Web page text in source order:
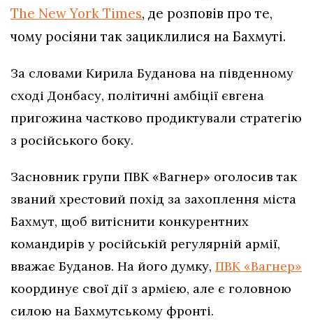
The New York Times, де розповів про те,
чому росіяни так зациклилися на Бахмуті.
За словами Кирила Буданова на південному
сході Донбасу, політичні амбіції євгена
пригожина частково продиктували стратегію
з російського боку.
Засновник групи ПВК «Вагнер» оголосив так
званий хрестовий похід за захоплення міста
Бахмут, щоб витіснити конкурентних
командирів у російській регулярній армії,
вважає Буданов. На його думку, ПВК «Вагнер»
координує свої дії з армією, але є головною
силою на Бахмутському фронті.